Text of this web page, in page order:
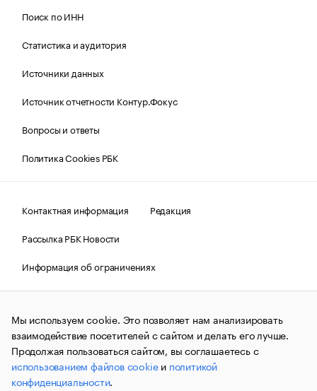
Поиск по ИНН
Статистика и аудитория
Источники данных
Источник отчетности Контур.Фокус
Вопросы и ответы
Политика Cookies РБК
Контактная информация
Редакция
Рассылка РБК Новости
Информация об ограничениях
Правовая информация
О соблюдении авторских прав
© АО «РОСБИЗНЕСКОНСАЛТИНГ»,1995–2026.Сообщения
и материалы информационного агентства «РБК»
(зарегистрировано Федеральной службой по надзору в сфере
связи, информационных технологий и массовых
коммуникаций (Роскомнадзор) 09.12.2015 за номером ИА
№ФС77-63848) сопровождаются пометкой «РБК». Отдельные
Мы используем cookie. Это позволяет нам анализировать
взаимодействие посетителей с сайтом и делать его лучше.
Продолжая пользоваться сайтом, вы соглашаетесь с
использованием файлов cookieи политикой
конфиденциальности.